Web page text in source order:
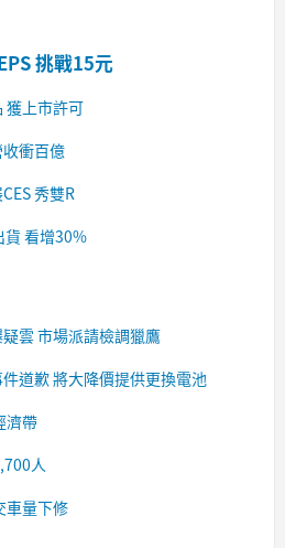
挑戰15元
獲上市許可
衝百億
秀雙R
貨 看增30%​
雲 市場派請檢調獵鷹
道歉 將大降價提供更換電池
濟帶
人
車量下修​